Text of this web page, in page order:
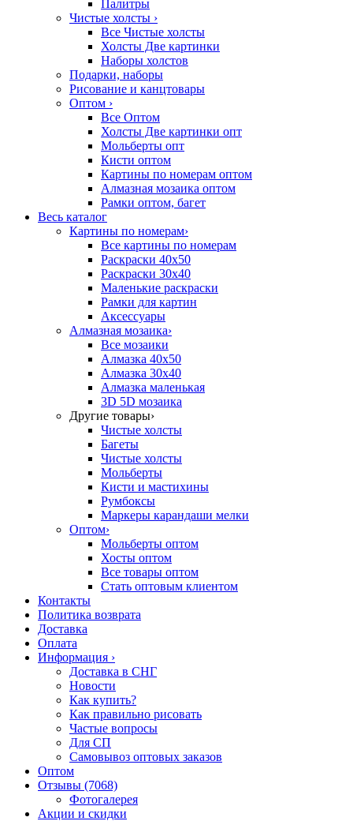
Палитры
Чистые холсты ›
Все Чистые холсты
Холсты Две картинки
Наборы холстов
Подарки, наборы
Рисование и канцтовары
Оптом ›
Все Оптом
Холсты Две картинки опт
Мольберты опт
Кисти оптом
Картины по номерам оптом
Алмазная мозаика оптом
Рамки оптом, багет
Весь каталог
Картины по номерам›
Все картины по номерам
Раскраски 40х50
Раскраски 30х40
Маленькие раскраски
Рамки для картин
Аксессуары
Алмазная мозаика›
Все мозаики
Алмазка 40х50
Алмазка 30х40
Алмазка маленькая
3D 5D мозаика
Другие товары›
Чистые холсты
Багеты
Чистые холсты
Мольберты
Кисти и мастихины
Румбоксы
Маркеры карандаши мелки
Оптом›
Мольберты оптом
Хосты оптом
Все товары оптом
Стать оптовым клиентом
Контакты
Политика возврата
Доставка
Оплата
Информация ›
Доставка в СНГ
Новости
Как купить?
Как правильно рисовать
Частые вопросы
Для СП
Самовывоз оптовых заказов
Оптом
Отзывы (7068)
Фотогалерея
Акции и скидки